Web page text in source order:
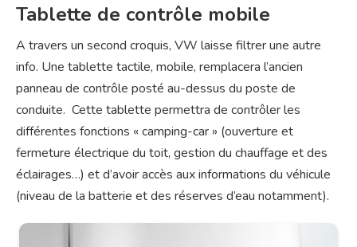
Tablette de contrôle mobile
A travers un second croquis, VW laisse filtrer une autre
info. Une tablette tactile, mobile, remplacera l’ancien
panneau de contrôle posté au-dessus du poste de
conduite. Cette tablette permettra de contrôler les
différentes fonctions « camping-car » (ouverture et
fermeture électrique du toit, gestion du chauffage et des
éclairages…) et d’avoir accès aux informations du véhicule
(niveau de la batterie et des réserves d’eau notamment).